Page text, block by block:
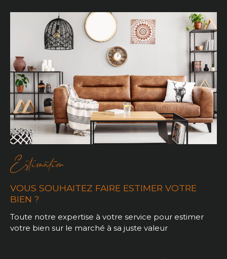
Estimation
VOUS SOUHAITEZ FAIRE ESTIMER VOTRE
BIEN ?
Toute notre expertise à votre service pour estimer
votre bien sur le marché à sa juste valeur